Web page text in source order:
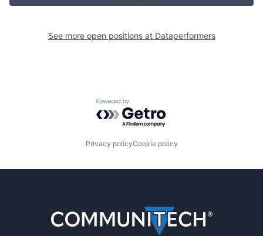
See more open positions at Dataperformers
Powered by Getro.com
Privacy policyCookie policy